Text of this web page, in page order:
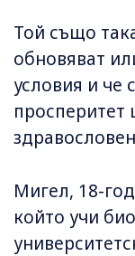
Той също
обновяват
условия и че
Мигел, 18-
който учи